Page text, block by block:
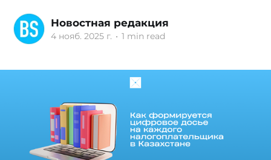
Новостная редакция
4 нояб. 2025 г. • 1 min read